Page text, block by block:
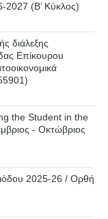
2027 (B’ Kύκλος)
διάλεξης
Επίκουρου
the Student in the
- Οκτώβριος
2025-26 / Ορθή